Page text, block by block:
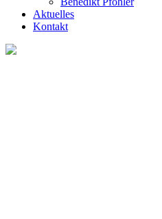
Aktuelles
Kontakt